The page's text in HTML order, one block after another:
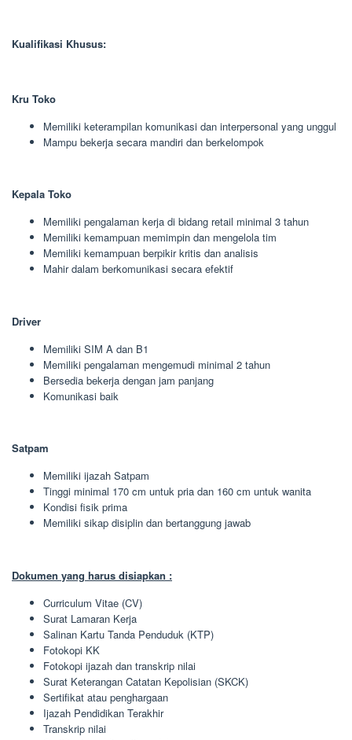
Kualifikasi Khusus:
Kru Toko
Memiliki keterampilan komunikasi dan interpersonal yang unggul
Mampu bekerja secara mandiri dan berkelompok
Kepala Toko
Memiliki pengalaman kerja di bidang retail minimal 3 tahun
Memiliki kemampuan memimpin dan mengelola tim
Memiliki kemampuan berpikir kritis dan analisis
Mahir dalam berkomunikasi secara efektif
Driver
Memiliki SIM A dan B1
Memiliki pengalaman mengemudi minimal 2 tahun
Bersedia bekerja dengan jam panjang
Komunikasi baik
Satpam
Memiliki ijazah Satpam
Tinggi minimal 170 cm untuk pria dan 160 cm untuk wanita
Kondisi fisik prima
Memiliki sikap disiplin dan bertanggung jawab
Dokumen yang harus disiapkan :
Curriculum Vitae (CV)
Surat Lamaran Kerja
Salinan Kartu Tanda Penduduk (KTP)
Fotokopi KK
Fotokopi ijazah dan transkrip nilai
Surat Keterangan Catatan Kepolisian (SKCK)
Sertifikat atau penghargaan
Ijazah Pendidikan Terakhir
Transkrip nilai